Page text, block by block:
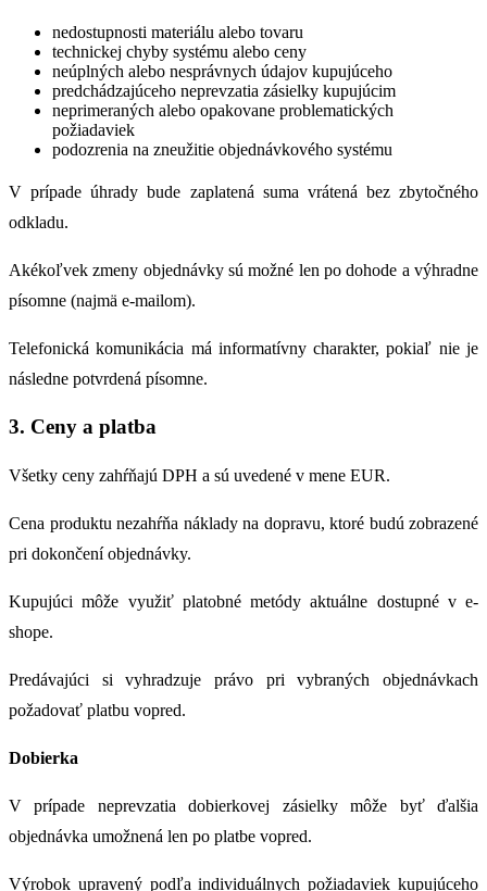
nedostupnosti materiálu alebo tovaru
technickej chyby systému alebo ceny
neúplných alebo nesprávnych údajov kupujúceho
predchádzajúceho neprevzatia zásielky kupujúcim
neprimeraných alebo opakovane problematických
požiadaviek
podozrenia na zneužitie objednávkového systému
V prípade úhrady bude zaplatená suma vrátená bez zbytočného
odkladu.
Akékoľvek zmeny objednávky sú možné len po dohode a výhradne
písomne (najmä e-mailom).
Telefonická komunikácia má informatívny charakter, pokiaľ nie je
následne potvrdená písomne.
3. Ceny a platba
Všetky ceny zahŕňajú DPH a sú uvedené v mene EUR.
Cena produktu nezahŕňa náklady na dopravu, ktoré budú zobrazené
pri dokončení objednávky.
Kupujúci môže využiť platobné metódy aktuálne dostupné v e-
shope.
Predávajúci si vyhradzuje právo pri vybraných objednávkach
požadovať platbu vopred.
Dobierka
V prípade neprevzatia dobierkovej zásielky môže byť ďalšia
objednávka umožnená len po platbe vopred.
Výrobok upravený podľa individuálnych požiadaviek kupujúceho